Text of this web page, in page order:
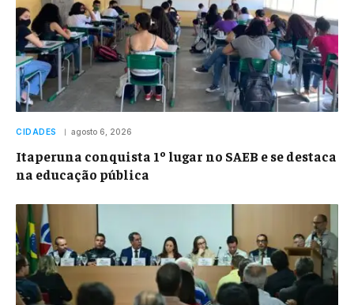
CIDADES agosto 6, 2026
Itaperuna conquista 1º lugar no SAEB e se destaca
na educação pública